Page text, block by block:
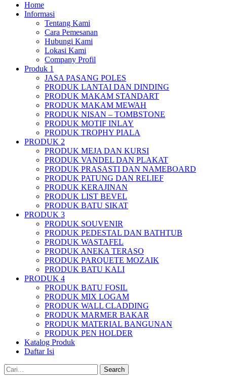
Home
Informasi
Tentang Kami
Cara Pemesanan
Hubungi Kami
Lokasi Kami
Company Profil
Produk 1
JASA PASANG POLES
PRODUK LANTAI DAN DINDING
PRODUK MAKAM STANDART
PRODUK MAKAM MEWAH
PRODUK NISAN – TOMBSTONE
PRODUK MOTIF INLAY
PRODUK TROPHY PIALA
PRODUK 2
PRODUK MEJA DAN KURSI
PRODUK VANDEL DAN PLAKAT
PRODUK PRASASTI DAN NAMEBOARD
PRODUK PATUNG DAN RELIEF
PRODUK KERAJINAN
PRODUK LIST BEVEL
PRODUK BATU SIKAT
PRODUK 3
PRODUK SOUVENIR
PRODUK PEDESTAL DAN BATHTUB
PRODUK WASTAFEL
PRODUK ANEKA TERASO
PRODUK PARQUETE MOZAIK
PRODUK BATU KALI
PRODUK 4
PRODUK BATU FOSIL
PRODUK MIX LOGAM
PRODUK WALL CLADDING
PRODUK MARMER BAKAR
PRODUK MATERIAL BANGUNAN
PRODUK PEN HOLDER
Katalog Produk
Daftar Isi
Search